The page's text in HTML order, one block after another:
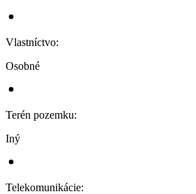
Vlastníctvo:
Osobné
Terén pozemku:
Iný
Telekomunikácie: